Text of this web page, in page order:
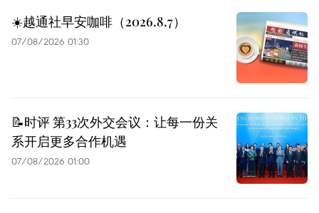
☀️越通社早安咖啡（2026.8.7）
07/08/2026 01:30
📝时评 第33次外交会议：让每一份关
系开启更多合作机遇
07/08/2026 01:00